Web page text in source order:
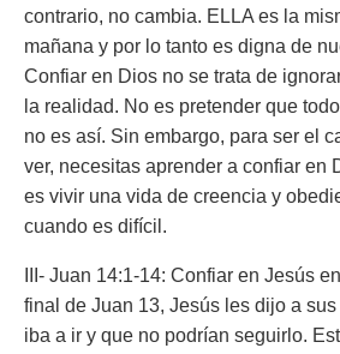
contrario, no cambia. ELLA es la
mañana y por lo tanto es digna de
Confiar en Dios no se trata de
la realidad. No es pretender que
no es así. Sin embargo, para ser el
ver, necesitas aprender a confiar en
es vivir una vida de creencia y
cuando es difícil.
III- Juan 14:1-14: Confiar en Jesús
final de Juan 13, Jesús les dijo a
iba a ir y que no podrían seguirlo.